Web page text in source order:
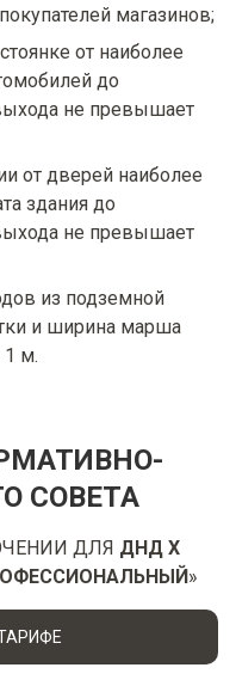
магазинов;
от наиболее
до
не превышает
от дверей наиболее
здания до
не превышает
из подземной
и ширина марша
1 м.
СОВЕТА
ДЛЯ ДНД Х
»